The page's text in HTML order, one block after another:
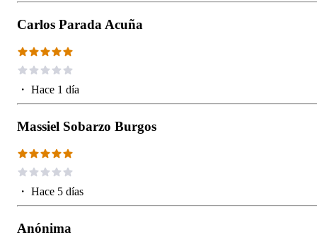
Carlos Parada Acuña
・ Hace 1 día
Massiel Sobarzo Burgos
・ Hace 5 días
Anónima